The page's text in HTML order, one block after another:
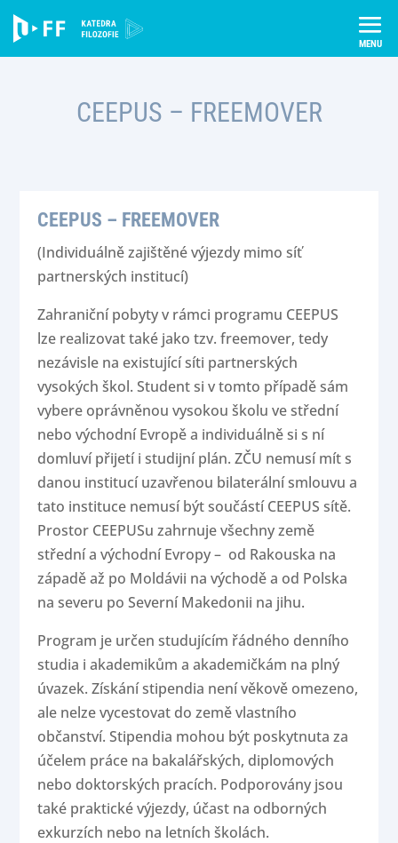
content
Studium
CEEPUS - Freemover
CEEPUS – FREEMOVER
CEEPUS – FREEMOVER
(Individuálně zajištěné výjezdy mimo síť
partnerských institucí)
Zahraniční pobyty v rámci programu CEEPUS
lze realizovat také jako tzv. freemover, tedy
nezávisle na existující síti partnerských
vysokých škol. Student si v tomto případě sám
vybere oprávněnou vysokou školu ve střední
nebo východní Evropě a individuálně si s ní
domluví přijetí i studijní plán. ZČU nemusí mít s
danou institucí uzavřenou bilaterální smlouvu a
tato instituce nemusí být součástí CEEPUS sítě.
Prostor CEEPUSu zahrnuje všechny země
střední a východní Evropy – od Rakouska na
západě až po Moldávii na východě a od Polska
na severu po Severní Makedonii na jihu.
Program je určen studujícím řádného denního
studia i akademikům a akademičkám na plný
úvazek. Získání stipendia není věkově omezeno,
ale nelze vycestovat do země vlastního
občanství. Stipendia mohou být poskytnuta za
účelem práce na bakalářských, diplomových
nebo doktorských pracích. Podporovány jsou
také praktické výjezdy, účast na odborných
exkurzích nebo na letních školách.